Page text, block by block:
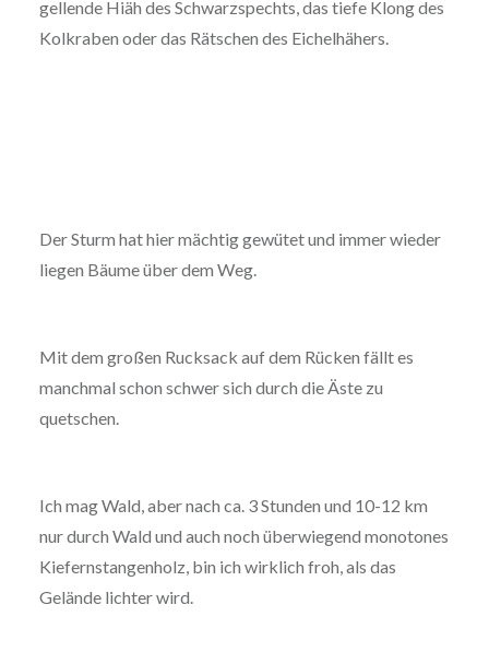
gellende Hiäh des Schwarzspechts, das tiefe Klong des
Kolkraben oder das Rätschen des Eichelhähers.
Der Sturm hat hier mächtig gewütet und immer wieder
liegen Bäume über dem Weg.
Mit dem großen Rucksack auf dem Rücken fällt es
manchmal schon schwer sich durch die Äste zu
quetschen.
Ich mag Wald, aber nach ca. 3 Stunden und 10-12 km
nur durch Wald und auch noch überwiegend monotones
Kiefernstangenholz, bin ich wirklich froh, als das
Gelände lichter wird.